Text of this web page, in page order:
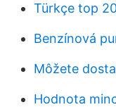
Türkçe top
Benzínová
Môžete
Hodnota